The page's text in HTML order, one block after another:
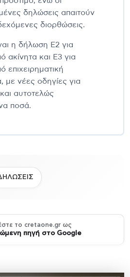
δηλώσεις απαιτούν
διορθώσεις.
η δήλωση Ε2 για
ακίνητα και Ε3 για
επιχειρηματική
με νέες οδηγίες για
αυτοτελώς
ποσά.
το cretaone.gr ως
πηγή στο Google